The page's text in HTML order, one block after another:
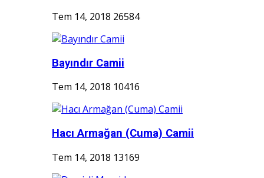
Tem 14, 2018 26584
Bayındır Camii
Tem 14, 2018 10416
Hacı Armağan (Cuma) Camii
Tem 14, 2018 13169